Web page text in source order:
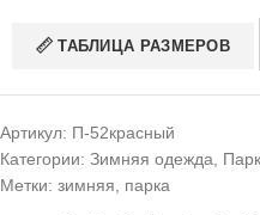
ТАБЛИЦА РАЗМЕРОВ
Артикул: П-52красный
Категории: Зимняя одежда,
Метки: зимняя, парка